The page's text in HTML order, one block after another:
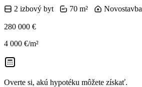
2 izbový byt
70 m² Novostavba
280 000 €
4 000 €/m²
Overte si, akú hypotéku môžete získať.